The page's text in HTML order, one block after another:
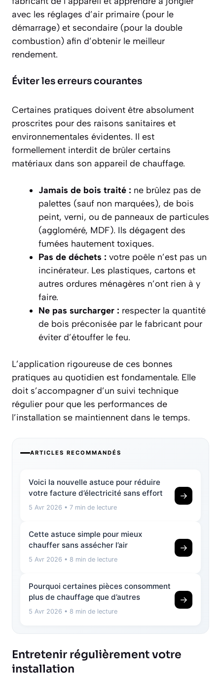
avec les réglages d’air primaire (pour le
démarrage) et secondaire (pour la double
combustion) afin d’obtenir le meilleur
rendement.
Éviter les erreurs courantes
Certaines pratiques doivent être absolument
proscrites pour des raisons sanitaires et
environnementales évidentes. Il est
formellement interdit de brûler certains
matériaux dans son appareil de chauffage.
Jamais de bois traité : ne brûlez pas de
palettes (sauf non marquées), de bois
peint, verni, ou de panneaux de particules
(aggloméré, MDF). Ils dégagent des
fumées hautement toxiques.
Pas de déchets : votre poêle n’est pas un
incinérateur. Les plastiques, cartons et
autres ordures ménagères n’ont rien à y
faire.
Ne pas surcharger : respecter la quantité
de bois préconisée par le fabricant pour
éviter d’étouffer le feu.
L’application rigoureuse de ces bonnes
pratiques au quotidien est fondamentale. Elle
doit s’accompagner d’un suivi technique
régulier pour que les performances de
l’installation se maintiennent dans le temps.
ARTICLES RECOMMANDÉS
Voici la nouvelle astuce pour réduire
votre facture d’électricité sans effort
5 Avr 2026 • 7 min de lecture
→
Cette astuce simple pour mieux
chauffer sans assécher l’air
5 Avr 2026 • 8 min de lecture
→
Pourquoi certaines pièces consomment
plus de chauffage que d’autres
5 Avr 2026 • 8 min de lecture
→
Entretenir régulièrement votre
installation